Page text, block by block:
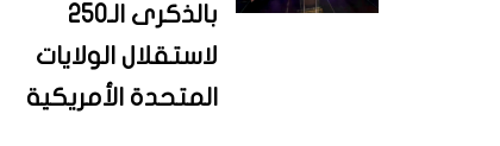
بالذكرى الـ250
لاستقلال الولايات
المتحدة الأمريكية